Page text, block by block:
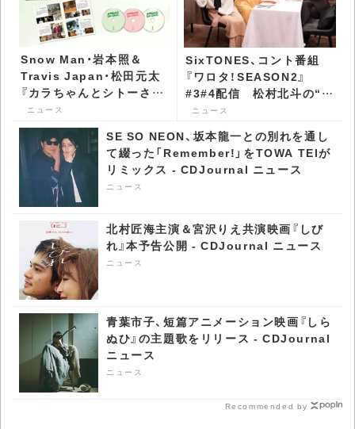
Snow Man・岩本照＆
Travis Japan・松田元太
『カラちゃんとシトーさん
と、』、パッケージ詳細公開
- CDJournal ニュース
ニュース
SixTONES、コント番組
『ワロタ！SEASON2』
#3#4配信 松村北斗の“あ
る表情”に大盛り上がり -
ニュース
SE SO NEON、坂本龍一との別れを通し
て綴った「Remember!」をTOWA TEIが
リミックス - CDJournal ニュース
ニュース
北村匠海主演＆宮沢りえ共演映画『しび
れ』本予告公開 - CDJournal ニュース
ニュース
青葉市子、短篇アニメーション映画『しら
ぬひ』の主題歌をリリース - CDJournal
ニュース
ニュース
Recommended by